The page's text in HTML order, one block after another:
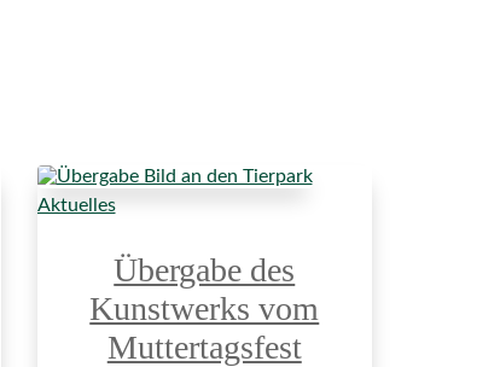
Aktuelles
Übergabe des
Kunstwerks vom
Muttertagsfest